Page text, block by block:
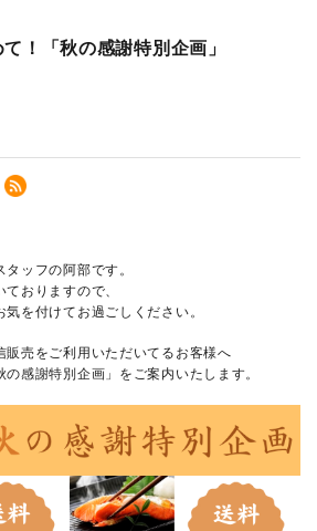
！「秋の感謝特別企画」
ッフの阿部です。
おりますので、
を付けてお過ごしください。
販売をご利用いただいてるお客様へ
感謝特別企画」をご案内いたします。